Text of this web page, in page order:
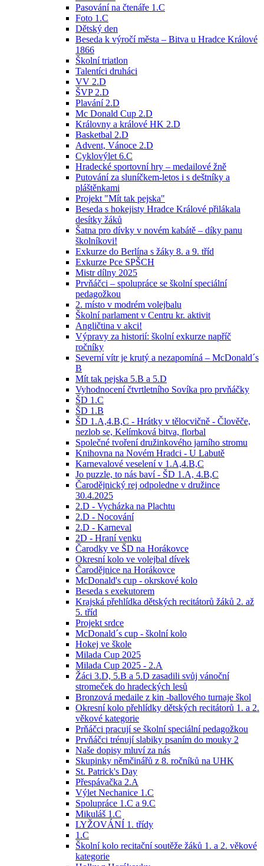
Pasování na čtenáře 1.C
Foto 1.C
Dětský den
Beseda k výročí města – Bitva u Hradce Králové
1866
Školní triatlon
Talentíci druháci
VV 2.D
ŠVP 2.D
Plavání 2.D
Mc Donald Cup 2.D
Královny a králové HK 2.D
Basketbal 2.D
Advent, Vánoce 2.D
Cyklovýlet 6.C
Hradecké sportovní hry – medailové žně
Putování za sluníčkem-letos i s deštníky a
pláštěnkami
Projekt "Mít tak pejska"
Beseda s hokejisty Hradce Králové přilákala
desítky žáků
Šatna pro dívky v novém kabátě – díky panu
školníkovi!
Exkurze do Berlína s žáky 8. a 9. tříd
Exkurze Pce SPŠCH
Mistr dílny 2025
Prvňáčci – spolupráce se školní speciální
pedagožkou
2. místo v modrém volejbalu
Školní parlament v Centru kr. aktivit
Angličtina v akci!
Výpravy za historií: školní exkurze napříč
ročníky
Severní vítr je krutý a nezapomíná – McDonald´s
B
Mít tak pejska 5.B a 5.D
Vyhodnocení čtvrtletního Sovíka pro prvňáčky
ŠD 1.C
ŠD 1.B
ŠD 1.A,4.B,C - Hrátky v tělocvičně - Člověče,
nezlob se, Kelímková bitva, florbal
Společné tvoření družinkového jarního stromu
Knihovna na Novém Hradci - U Labutě
Karnevalové veselení v 1.A,4.B,C
Jo puzzle, to nás baví - ŠD 1.A, 4.B,C
Čarodějnický rej odpoledne v družince
30.4.2025
2.D - Vycházka na Plachtu
2.D - Nocování
2.D - Karneval
2D - Hraní venku
Čarodky ve ŠD na Horákovce
Okresní kolo ve volejbal dívek
Čarodějnice na Horákovce
McDonald's cup - okrskové kolo
Beseda s exekutorem
Krajská přehlídka dětských recitátorů žáků 2. až
5. tříd
Projekt srdce
McDonald´s cup - školní kolo
Hokej ve škole
Milada Cup 2025
Milada Cup 2025 - 2.A
Žáci 3.D, 5.B a 5.D zasadili svůj vánoční
stromeček do hradeckých lesů
Bronzová medaile z kin -ballového turnaje škol
Okresní kolo přehlídky dětských recitátorů 1. a 2.
věkové kategorie
Prňáčci pracují se školní speciální pedagožkou
Prvňáčci trénují slabiky psaním do mouky 2
Naše dopisy mluví za nás
Skupinky němčinářů z 8. ročníků na UHK
St. Patrick's Day
Přespávačka 2.A
Výlet Nechanice 1.C
Spolupráce 1.C a 9.C
Mikuláš 1.C
LYŽOVÁNÍ 1. třídy
1.C
Školní kolo recitační soutěže žáků 1. a 2. věkové
kategorie